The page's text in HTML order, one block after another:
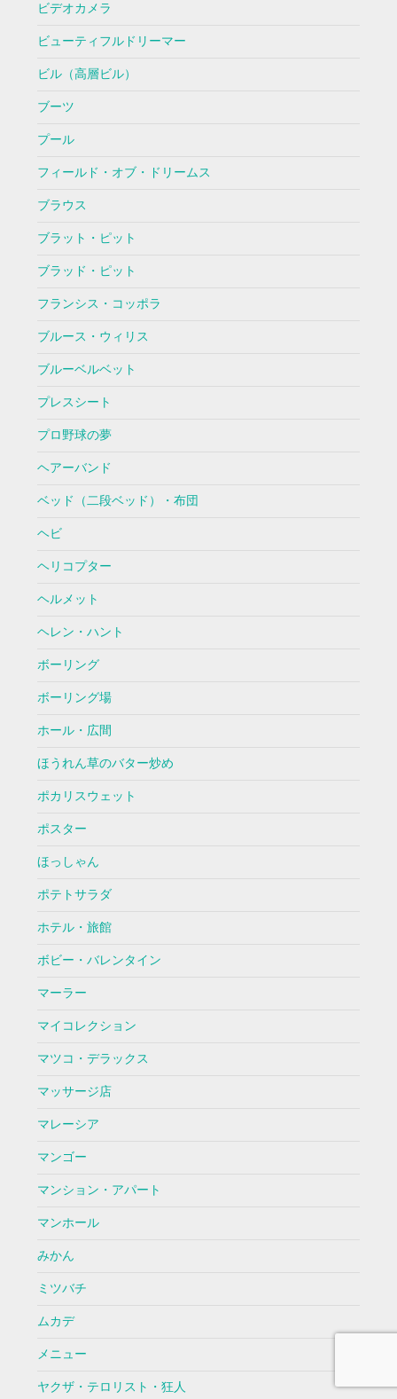
ビデオカメラ
ビューティフルドリーマー
ビル（高層ビル）
ブーツ
プール
フィールド・オブ・ドリームス
ブラウス
ブラット・ピット
ブラッド・ピット
フランシス・コッポラ
ブルース・ウィリス
ブルーベルベット
プレスシート
プロ野球の夢
ヘアーバンド
ベッド（二段ベッド）・布団
ヘビ
ヘリコプター
ヘルメット
ヘレン・ハント
ボーリング
ボーリング場
ホール・広間
ほうれん草のバター炒め
ポカリスウェット
ポスター
ほっしゃん
ポテトサラダ
ホテル・旅館
ボビー・バレンタイン
マーラー
マイコレクション
マツコ・デラックス
マッサージ店
マレーシア
マンゴー
マンション・アパート
マンホール
みかん
ミツバチ
ムカデ
メニュー
ヤクザ・テロリスト・狂人